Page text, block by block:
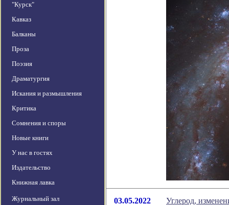
"Курск"
Кавказ
Балканы
Проза
Поэзия
Драматургия
Искания и размышления
Критика
Сомнения и споры
Новые книги
У нас в гостях
Издательство
Книжная лавка
Журнальный зал
03.05.2022
Углерод,